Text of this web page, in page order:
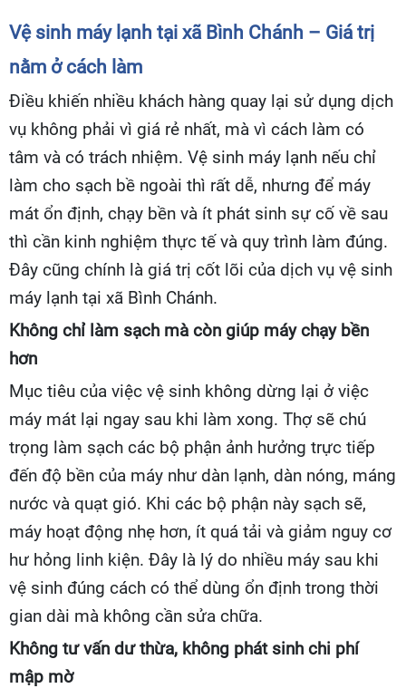
Vệ sinh máy lạnh tại xã Bình Chánh – Giá trị
nằm ở cách làm
Điều khiến nhiều khách hàng quay lại sử dụng dịch
vụ không phải vì giá rẻ nhất, mà vì cách làm có
tâm và có trách nhiệm. Vệ sinh máy lạnh nếu chỉ
làm cho sạch bề ngoài thì rất dễ, nhưng để máy
mát ổn định, chạy bền và ít phát sinh sự cố về sau
thì cần kinh nghiệm thực tế và quy trình làm đúng.
Đây cũng chính là giá trị cốt lõi của dịch vụ vệ sinh
máy lạnh tại xã Bình Chánh.
Không chỉ làm sạch mà còn giúp máy chạy bền
hơn
Mục tiêu của việc vệ sinh không dừng lại ở việc
máy mát lại ngay sau khi làm xong. Thợ sẽ chú
trọng làm sạch các bộ phận ảnh hưởng trực tiếp
đến độ bền của máy như dàn lạnh, dàn nóng, máng
nước và quạt gió. Khi các bộ phận này sạch sẽ,
máy hoạt động nhẹ hơn, ít quá tải và giảm nguy cơ
hư hỏng linh kiện. Đây là lý do nhiều máy sau khi
vệ sinh đúng cách có thể dùng ổn định trong thời
gian dài mà không cần sửa chữa.
Không tư vấn dư thừa, không phát sinh chi phí
mập mờ